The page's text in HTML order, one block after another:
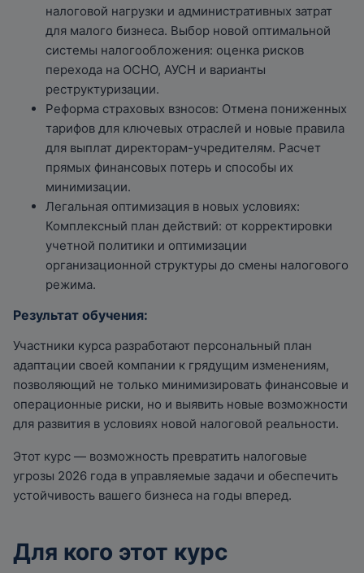
налоговой нагрузки и административных затрат
для малого бизнеса. Выбор новой оптимальной
системы налогообложения: оценка рисков
перехода на ОСНО, АУСН и варианты
реструктуризации.
Реформа страховых взносов: Отмена пониженных
тарифов для ключевых отраслей и новые правила
для выплат директорам-учредителям. Расчет
прямых финансовых потерь и способы их
минимизации.
Легальная оптимизация в новых условиях:
Комплексный план действий: от корректировки
учетной политики и оптимизации
организационной структуры до смены налогового
режима.
Результат обучения:
Участники курса разработают персональный план
адаптации своей компании к грядущим изменениям,
позволяющий не только минимизировать финансовые и
операционные риски, но и выявить новые возможности
для развития в условиях новой налоговой реальности.
Этот курс — возможность превратить налоговые
угрозы 2026 года в управляемые задачи и обеспечить
устойчивость вашего бизнеса на годы вперед.
Для кого этот курс